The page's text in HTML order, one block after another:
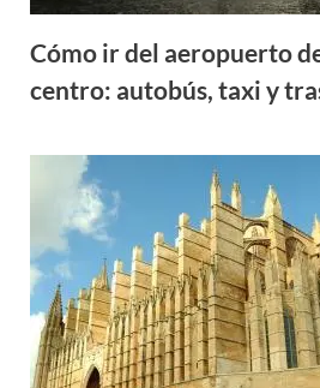
Cómo ir del aeropuerto
centro: autobús, taxi y